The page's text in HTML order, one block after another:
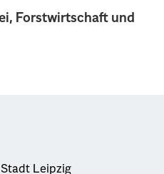
Forstwirtschaft und
Leipzig